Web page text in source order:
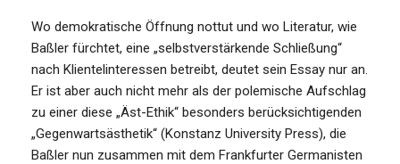
Wo demokratische Öffnung nottut und wo Literatur, wie
Baßler fürchtet, eine „selbstverstärkende Schließung“
nach Klientelinteressen betreibt, deutet sein Essay nur an.
Er ist aber auch nicht mehr als der polemische Aufschlag
zu einer diese „Äst-Ethik“ besonders berücksichtigenden
„Gegenwartsästhetik“ (Konstanz University Press), die
Baßler nun zusammen mit dem Frankfurter Germanisten